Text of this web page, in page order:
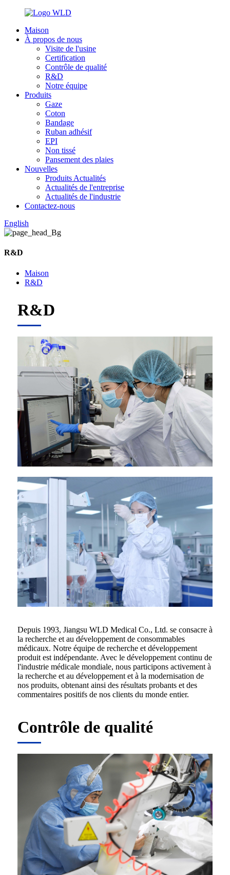
Maison
À propos de nous
Visite de l'usine
Certification
Contrôle de qualité
R&D
Notre équipe
Produits
Gaze
Coton
Bandage
Ruban adhésif
EPI
Non tissé
Pansement des plaies
Nouvelles
Produits Actualités
Actualités de l'entreprise
Actualités de l'industrie
Contactez-nous
English
R&D
Maison
R&D
R&D
Depuis 1993, Jiangsu WLD Medical Co., Ltd. se consacre à
la recherche et au développement de consommables
médicaux. Notre équipe de recherche et développement
produit est indépendante. Avec le développement continu de
l'industrie médicale mondiale, nous participons activement à
la recherche et au développement et à la modernisation de
nos produits, obtenant ainsi des résultats probants et des
commentaires positifs de nos clients du monde entier.
Contrôle de qualité